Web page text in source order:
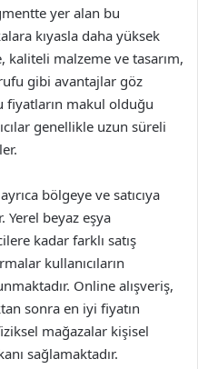
yer alan bu
kıyasla daha yüksek
malzeme ve tasarım,
gibi avantajlar göz
makul olduğu
genellikle uzun süreli
bölgeye ve satıcıya
Yerel beyaz eşya
kadar farklı satış
kullanıcıların
Online alışveriş,
sonra en iyi fiyatın
mağazalar kişisel
sağlamaktadır.